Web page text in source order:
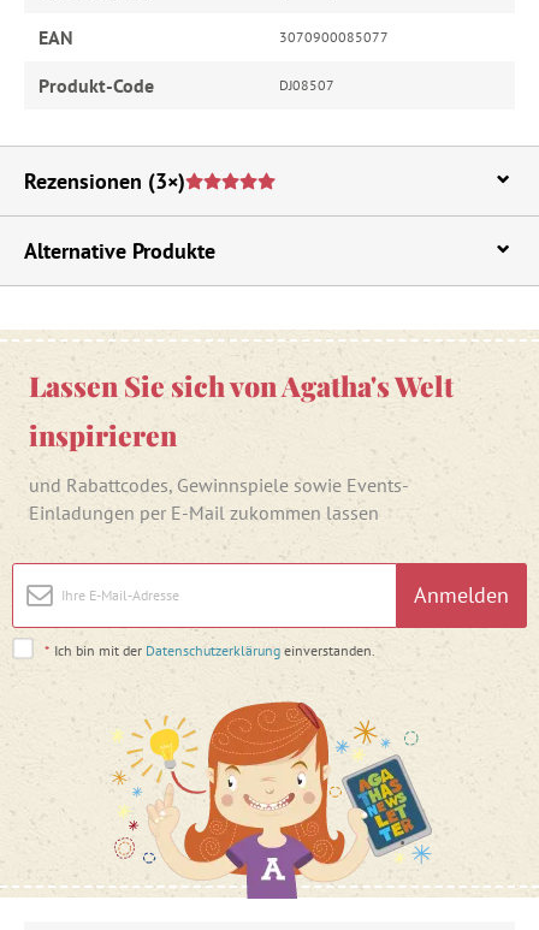
EAN 3070900085077
Produkt-Code DJ08507
Rezensionen (3×)
Alternative Produkte
Lassen Sie sich von Agatha's Welt
inspirieren
und Rabattcodes, Gewinnspiele sowie Events-
Einladungen per E-Mail zukommen lassen
Anmelden
* Ich bin mit der Datenschutzerklärung einverstanden.